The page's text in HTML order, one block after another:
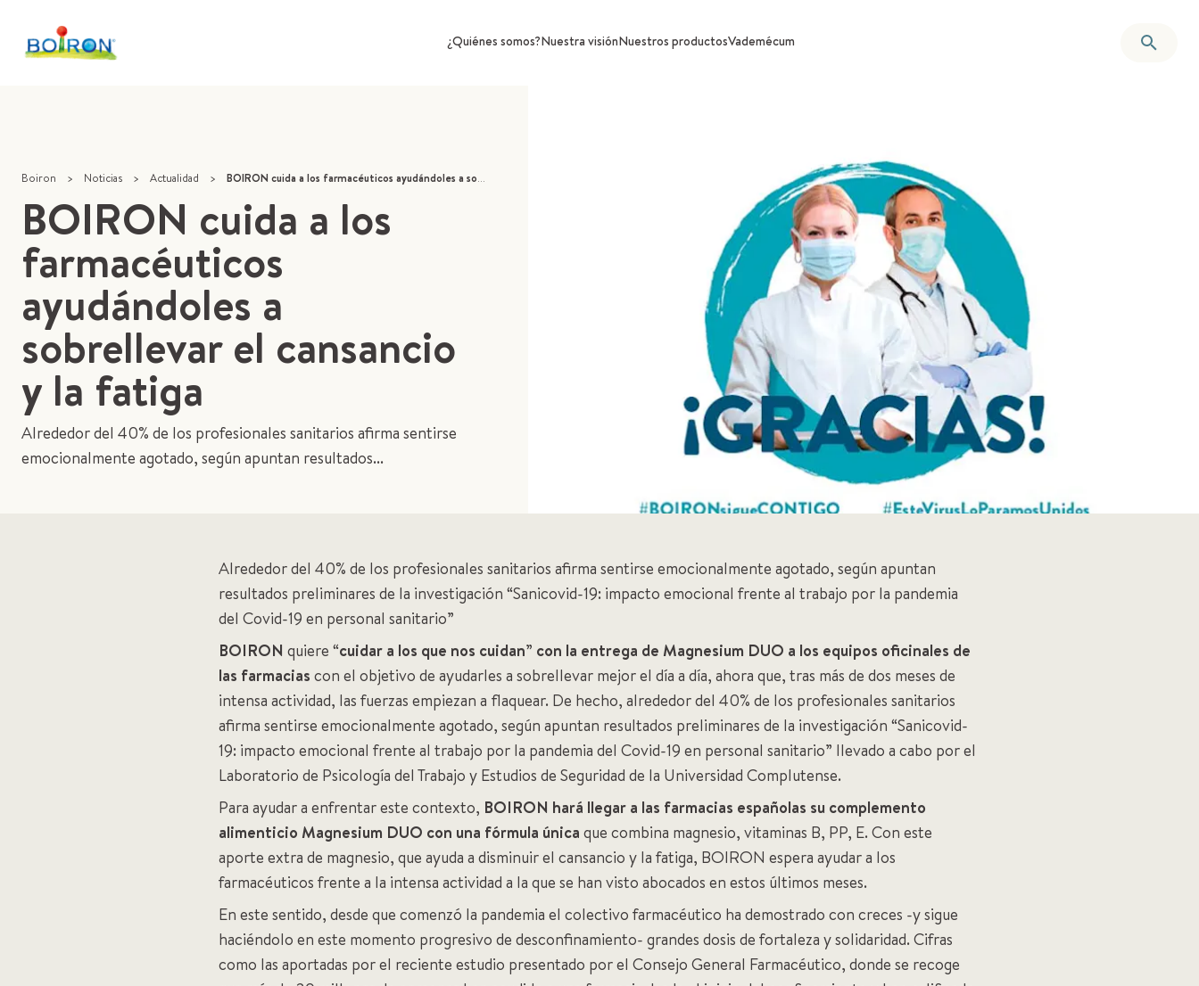
¿Quiénes somos?Nuestra visiónNuestros productosVademécum
Boiron > Noticias > Actualidad > BOIRON cuida a los farmacéuticos ayudándoles a sobrellevar el cansancio y la fatiga
BOIRON cuida a los
farmacéuticos
ayudándoles a
sobrellevar el cansancio
y la fatiga
Alrededor del 40% de los profesionales sanitarios afirma sentirse
emocionalmente agotado, según apuntan resultados...
Alrededor del 40% de los profesionales sanitarios afirma sentirse emocionalmente agotado, según apuntan
resultados preliminares de la investigación “Sanicovid-19: impacto emocional frente al trabajo por la pandemia
del Covid-19 en personal sanitario”
BOIRON quiere “cuidar a los que nos cuidan” con la entrega de Magnesium DUO a los equipos oficinales de
las farmacias con el objetivo de ayudarles a sobrellevar mejor el día a día, ahora que, tras más de dos meses de
intensa actividad, las fuerzas empiezan a flaquear. De hecho, alrededor del 40% de los profesionales sanitarios
afirma sentirse emocionalmente agotado, según apuntan resultados preliminares de la investigación “Sanicovid-
19: impacto emocional frente al trabajo por la pandemia del Covid-19 en personal sanitario” llevado a cabo por el
Laboratorio de Psicología del Trabajo y Estudios de Seguridad de la Universidad Complutense.
Para ayudar a enfrentar este contexto, BOIRON hará llegar a las farmacias españolas su complemento
alimenticio Magnesium DUO con una fórmula únicaque combina magnesio, vitaminas B, PP, E. Con este
aporte extra de magnesio, que ayuda a disminuir el cansancio y la fatiga, BOIRON espera ayudar a los
farmacéuticos frente a la intensa actividad a la que se han visto abocados en estos últimos meses.
En este sentido, desde que comenzó la pandemia el colectivo farmacéutico ha demostrado con creces -y sigue
haciéndolo en este momento progresivo de desconfinamiento- grandes dosis de fortaleza y solidaridad. Cifras
como las aportadas por el reciente estudio presentado por el Consejo General Farmacéutico, donde se recoge